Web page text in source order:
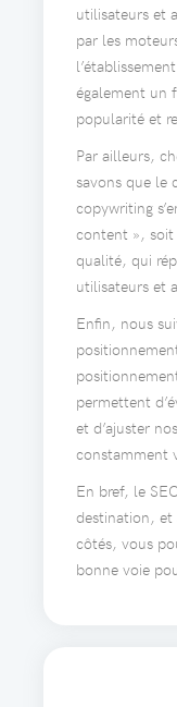
utilisateurs et
par les
également un
popularité et
Par ailleurs,
savons que le
copywriting
content »,
qualité, qui
utilisateurs et
Enfin, nous
permettent
et d’ajuster
constamment
En bref, le
destination, et
côtés, vous
bonne voie